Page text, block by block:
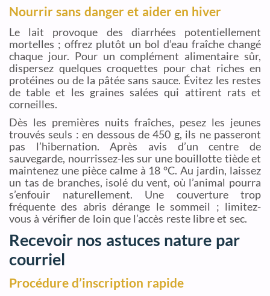
Nourrir sans danger et aider en hiver
Le lait provoque des diarrhées potentiellement
mortelles ; offrez plutôt un bol d’eau fraîche changé
chaque jour. Pour un complément alimentaire sûr,
dispersez quelques croquettes pour chat riches en
protéines ou de la pâtée sans sauce. Évitez les restes
de table et les graines salées qui attirent rats et
corneilles.
Dès les premières nuits fraîches, pesez les jeunes
trouvés seuls : en dessous de 450 g, ils ne passeront
pas l’hibernation. Après avis d’un centre de
sauvegarde, nourrissez-les sur une bouillotte tiède et
maintenez une pièce calme à 18 °C. Au jardin, laissez
un tas de branches, isolé du vent, où l’animal pourra
s’enfouir naturellement. Une couverture trop
fréquente des abris dérange le sommeil ; limitez-
vous à vérifier de loin que l’accès reste libre et sec.
Recevoir nos astuces nature par
courriel
Procédure d’inscription rapide